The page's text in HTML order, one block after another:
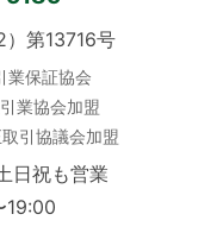
第13716号
業保証協会
業協会加盟
引協議会加盟
日祝も営業
19:00